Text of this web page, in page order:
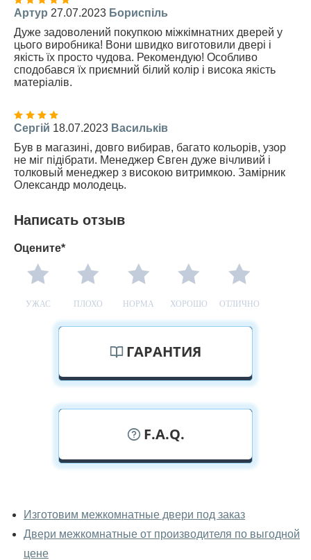
Артур 27.07.2023 Бориспіль
Дуже задоволений покупкою міжкімнатних дверей у
цього виробника! Вони швидко виготовили двері і
якість їх просто чудова. Рекомендую! Особливо
сподобався їх приємний білий колір і висока якість
матеріалів.
Сергій 18.07.2023 Васильків
Був в магазині, довго вибирав, багато кольорів, узор
не міг підібрати. Менеджер Євген дуже вічливий і
толковый менеджер з високою витримкою. Замірник
Олександр молодець.
Написать отзыв
Оцените*
УЖАС ПЛОХО НОРМА ХОРОШО ОТЛИЧНО
ГАРАНТИЯ
F.A.Q.
межкомнатные двери фаворит
вживую?
Да, можно посмотреть межкомнатные двери фаворит
Изготовим межкомнатные двери под заказ
Двери межкомнатные от производителя по выгодной
цене